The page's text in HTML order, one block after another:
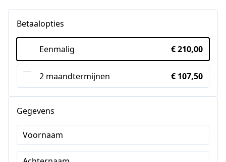
Betaalopties
Eenmalig € 210,00
2 maandtermijnen € 107,50
Gegevens
Voornaam